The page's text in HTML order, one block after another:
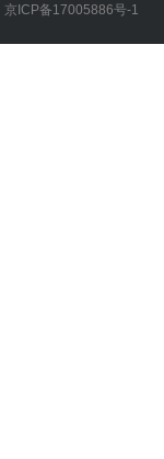
京ICP备17005886号-1